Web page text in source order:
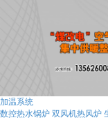
加温系统
数控热水锅炉 双风机热风炉